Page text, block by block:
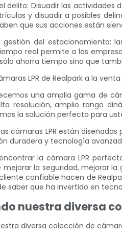
delito: Disuadir las
y disuadir a posibles
que sus acciones están
gestión del estacionamiento:
real permite a las
ahorra tiempo sino que
LPR de Realpark a la venta
una amplia gama de
resolución, amplio rango
la solución perfecta para
cámaras LPR están
duradera y tecnología
la cámara LPR
mejorar la seguridad, mejorar
confiable hacen de
saber que ha invertido en
nuestra diversa
diversa colección de